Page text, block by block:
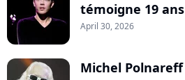
témoigne 19
April 30, 2026
Michel